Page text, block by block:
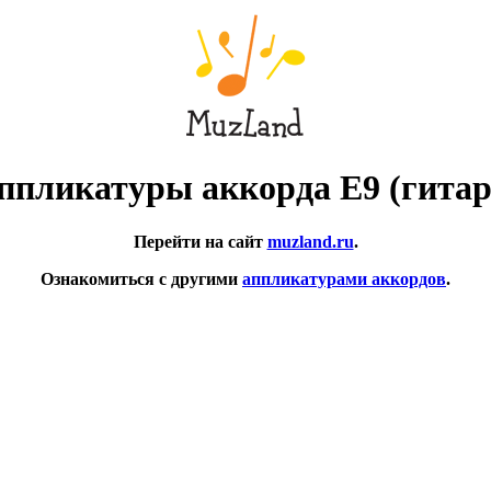
аккорда E9
Перейти на сайт muzland.ru.
Ознакомиться с другими аппликатурами аккордов.